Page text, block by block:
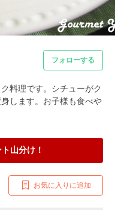
フォローする
料理です。シチューがク
します。お子様も食べや
山分け！
お気に入りに追加